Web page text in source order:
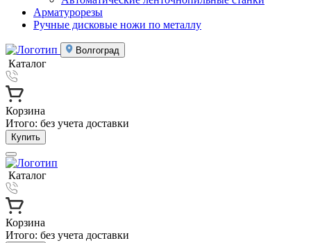
Арматурорезы
Ручные дисковые ножи по металлу
Волгоград
Каталог
Корзина
Итого: без учета доставки
Купить
Каталог
Корзина
Итого: без учета доставки